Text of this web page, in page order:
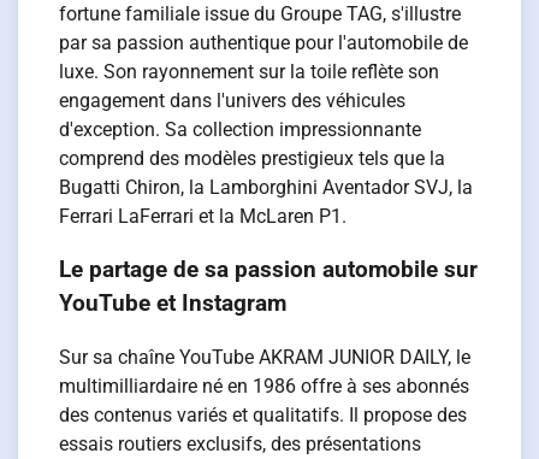
fortune familiale issue du Groupe TAG, s'illustre
par sa passion authentique pour l'automobile de
luxe. Son rayonnement sur la toile reflète son
engagement dans l'univers des véhicules
d'exception. Sa collection impressionnante
comprend des modèles prestigieux tels que la
Bugatti Chiron, la Lamborghini Aventador SVJ, la
Ferrari LaFerrari et la McLaren P1.
Le partage de sa passion automobile sur
YouTube et Instagram
Sur sa chaîne YouTube AKRAM JUNIOR DAILY, le
multimilliardaire né en 1986 offre à ses abonnés
des contenus variés et qualitatifs. Il propose des
essais routiers exclusifs, des présentations